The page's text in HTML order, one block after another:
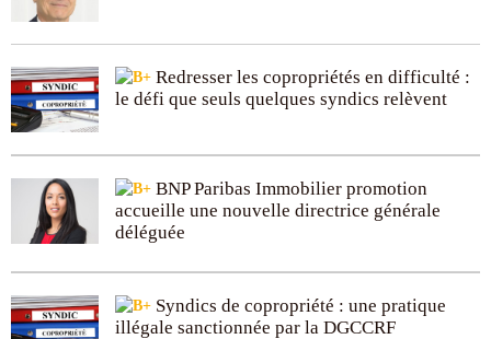
Redresser les copropriétés en difficulté :
le défi que seuls quelques syndics relèvent
BNP Paribas Immobilier promotion
accueille une nouvelle directrice générale
déléguée
Syndics de copropriété : une pratique
illégale sanctionnée par la DGCCRF